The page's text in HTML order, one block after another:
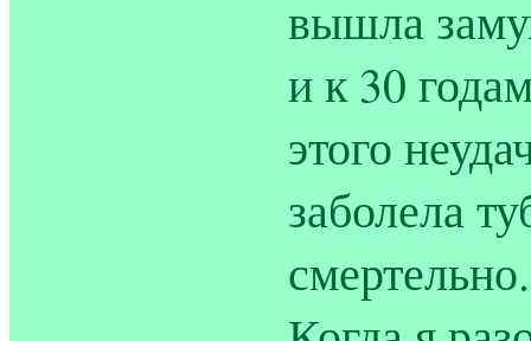
вышла
и к 30
этого
заболела